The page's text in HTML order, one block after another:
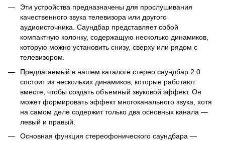
Эти устройства предназначены для прослушивания
качественного звука телевизора или другого
аудиоисточника. Саундбар представляет собой
компактную колонку, содержащую несколько динамиков,
которую можно установить снизу, сверху или рядом с
телевизором.
Предлагаемый в нашем каталоге стерео саундбар 2.0
состоит из нескольких динамиков, которые работают
вместе, чтобы создать объемный звуковой эффект. Он
может формировать эффект многоканального звука, хотя
на самом деле содержит только два основных канала —
левый и правый.
Основная функция стереофонического саундбара —